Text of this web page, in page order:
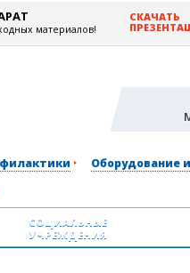
материалов!
СКАЧАТЬ
Оборудование
СОЦИАЛЬНЫЕ
УЧРЕЖДЕНИЯ